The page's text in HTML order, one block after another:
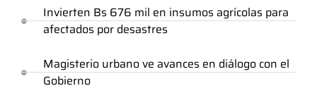
Invierten Bs 676 mil en insumos agrícolas para
afectados por desastres
Magisterio urbano ve avances en diálogo con el
Gobierno